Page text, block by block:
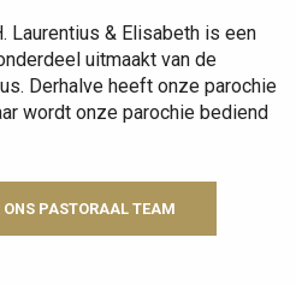
Laurentius & Elisabeth is een
uitmaakt van de
Derhalve heeft onze parochie
wordt onze parochie bediend
ONS PASTORAAL TEAM